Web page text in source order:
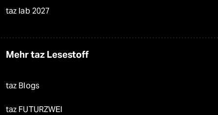
taz lab 2027
Mehr taz Lesestoff
taz Blogs
taz FUTURZWEI